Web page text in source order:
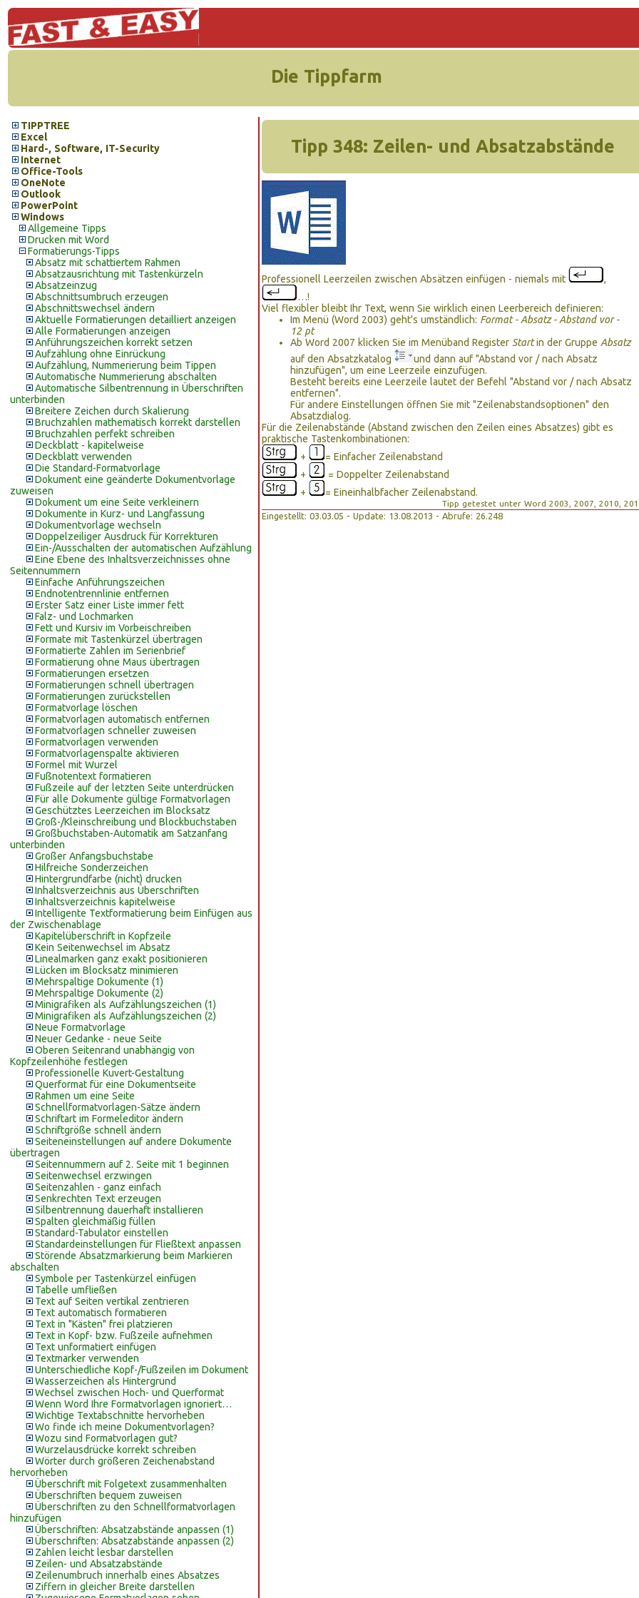
Die Tippfarm
TIPPTREE
Excel
Hard-, Software, IT-Security
Internet
Office-Tools
OneNote
Outlook
PowerPoint
Windows
Allgemeine Tipps
Drucken mit Word
Formatierungs-Tipps
Absatz mit schattiertem Rahmen
Absatzausrichtung mit Tastenkürzeln
Absatzeinzug
Abschnittsumbruch erzeugen
Abschnittswechsel ändern
Aktuelle Formatierungen detailliert anzeigen
Alle Formatierungen anzeigen
Anführungszeichen korrekt setzen
Aufzählung ohne Einrückung
Aufzählung, Nummerierung beim Tippen
Automatische Nummerierung abschalten
Automatische Silbentrennung in Überschriften
unterbinden
Breitere Zeichen durch Skalierung
Bruchzahlen mathematisch korrekt darstellen
Bruchzahlen perfekt schreiben
Deckblatt - kapitelweise
Deckblatt verwenden
Die Standard-Formatvorlage
Dokument eine geänderte Dokumentvorlage
zuweisen
Dokument um eine Seite verkleinern
Dokumente in Kurz- und Langfassung
Dokumentvorlage wechseln
Doppelzeiliger Ausdruck für Korrekturen
Ein-/Ausschalten der automatischen Aufzählung
Eine Ebene des Inhaltsverzeichnisses ohne
Seitennummern
Einfache Anführungszeichen
Endnotentrennlinie entfernen
Erster Satz einer Liste immer fett
Falz- und Lochmarken
Fett und Kursiv im Vorbeischreiben
Formate mit Tastenkürzel übertragen
Formatierte Zahlen im Serienbrief
Formatierung ohne Maus übertragen
Formatierungen ersetzen
Formatierungen schnell übertragen
Formatierungen zurückstellen
Formatvorlage löschen
Formatvorlagen automatisch entfernen
Formatvorlagen schneller zuweisen
Formatvorlagen verwenden
Formatvorlagenspalte aktivieren
Formel mit Wurzel
Fußnotentext formatieren
Fußzeile auf der letzten Seite unterdrücken
Für alle Dokumente gültige Formatvorlagen
Geschütztes Leerzeichen im Blocksatz
Groß-/Kleinschreibung und Blockbuchstaben
Großbuchstaben-Automatik am Satzanfang
unterbinden
Großer Anfangsbuchstabe
Hilfreiche Sonderzeichen
Hintergrundfarbe (nicht) drucken
Inhaltsverzeichnis aus Überschriften
Inhaltsverzeichnis kapitelweise
Intelligente Textformatierung beim Einfügen aus
der Zwischenablage
Kapitelüberschrift in Kopfzeile
Kein Seitenwechsel im Absatz
Linealmarken ganz exakt positionieren
Lücken im Blocksatz minimieren
Mehrspaltige Dokumente (1)
Mehrspaltige Dokumente (2)
Minigrafiken als Aufzählungszeichen (1)
Minigrafiken als Aufzählungszeichen (2)
Neue Formatvorlage
Neuer Gedanke - neue Seite
Oberen Seitenrand unabhängig von
Kopfzeilenhöhe festlegen
Professionelle Kuvert-Gestaltung
Querformat für eine Dokumentseite
Rahmen um eine Seite
Schnellformatvorlagen-Sätze ändern
Schriftart im Formeleditor ändern
Schriftgröße schnell ändern
Seiteneinstellungen auf andere Dokumente
übertragen
Seitennummern auf 2. Seite mit 1 beginnen
Seitenwechsel erzwingen
Seitenzahlen - ganz einfach
Senkrechten Text erzeugen
Silbentrennung dauerhaft installieren
Spalten gleichmäßig füllen
Standard-Tabulator einstellen
Standardeinstellungen für Fließtext anpassen
Störende Absatzmarkierung beim Markieren
abschalten
Symbole per Tastenkürzel einfügen
Tabelle umfließen
Text auf Seiten vertikal zentrieren
Text automatisch formatieren
Text in "Kästen" frei platzieren
Text in Kopf- bzw. Fußzeile aufnehmen
Text unformatiert einfügen
Textmarker verwenden
Unterschiedliche Kopf-/Fußzeilen im Dokument
Wasserzeichen als Hintergrund
Wechsel zwischen Hoch- und Querformat
Wenn Word Ihre Formatvorlagen ignoriert…
Wichtige Textabschnitte hervorheben
Wo finde ich meine Dokumentvorlagen?
Wozu sind Formatvorlagen gut?
Wurzelausdrücke korrekt schreiben
Wörter durch größeren Zeichenabstand
hervorheben
Überschrift mit Folgetext zusammenhalten
Überschriften bequem zuweisen
Überschriften zu den Schnellformatvorlagen
hinzufügen
Überschriften: Absatzabstände anpassen (1)
Überschriften: Absatzabstände anpassen (2)
Zahlen leicht lesbar darstellen
Zeilen- und Absatzabstände
Zeilenumbruch innerhalb eines Absatzes
Ziffern in gleicher Breite darstellen
Tipp 348: Zeilen- und Absatzabstände
Professionell Leerzeilen zwischen Absätzen einfügen - niemals mit
,
…!
Viel flexibler bleibt Ihr Text, wenn Sie wirklich einen Leerbereich definieren:
Im Menü (Word 2003) geht's umständlich: Format - Absatz - Abstand vor -
12 pt
Ab Word 2007 klicken Sie im Menüband Register Startin der Gruppe Absatz
auf den Absatzkatalog
und dann auf "Abstand vor / nach Absatz
hinzufügen", um eine Leerzeile einzufügen.
Besteht bereits eine Leerzeile lautet der Befehl "Abstand vor / nach Absatz
entfernen".
Für andere Einstellungen öffnen Sie mit "Zeilenabstandsoptionen" den
Absatzdialog.
Für die Zeilenabstände (Abstand zwischen den Zeilen eines Absatzes) gibt es
praktische Tastenkombinationen:
+
= Einfacher Zeilenabstand
+
= Doppelter Zeilenabstand
+
= Eineinhalbfacher Zeilenabstand.
Tipp getestet unter Word 2003, 2007, 2010,
Eingestellt: 03.03.05 - Update: 13.08.2013 - Abrufe: 26.248